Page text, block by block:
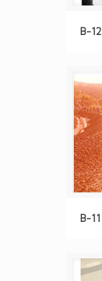
B-12
B-11